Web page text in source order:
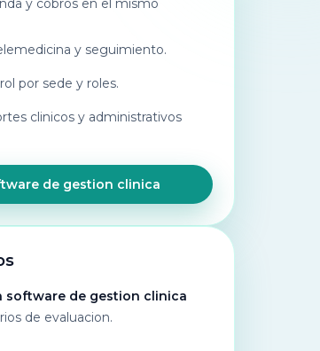
y cobros en el mismo
y seguimiento.
por sede y roles.
clinicos y administrativos
de gestion clinica
software de gestion clinica
de evaluacion.